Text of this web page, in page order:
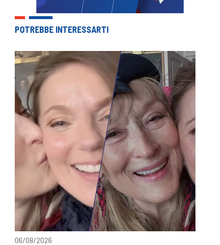
POTREBBE INTERESSARTI
06/08/2026